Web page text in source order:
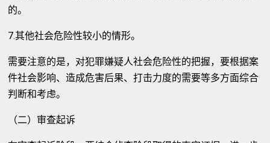
的。
7.其他社会危险性较小的情形。
需要注意的是，对犯罪嫌疑人社会危险性的把握，要根据案
件社会影响、造成危害后果、打击力度的需要等多方面综合
判断和考虑。
（二）审查起诉